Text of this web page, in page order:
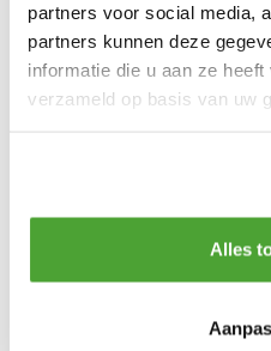
partners voor social media,
partners kunnen deze
informatie die u aan ze
verzameld op basis van uw
Alles
Artikelnummer
EAN
Werklast (WLL)